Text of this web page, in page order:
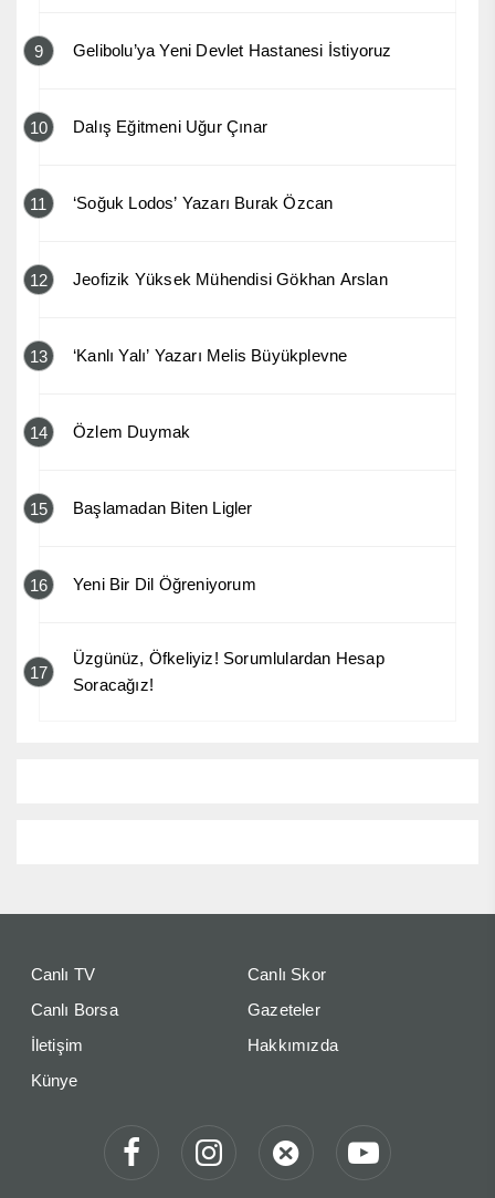
9 Gelibolu’ya Yeni Devlet Hastanesi İstiyoruz
10 Dalış Eğitmeni Uğur Çınar
11 ‘Soğuk Lodos’ Yazarı Burak Özcan
12 Jeofizik Yüksek Mühendisi Gökhan Arslan
13 ‘Kanlı Yalı’ Yazarı Melis Büyükplevne
14 Özlem Duymak
15 Başlamadan Biten Ligler
16 Yeni Bir Dil Öğreniyorum
17
Üzgünüz, Öfkeliyiz! Sorumlulardan Hesap
Soracağız!
Canlı TV
Canlı Skor
Canlı Borsa
Gazeteler
İletişim
Hakkımızda
Künye